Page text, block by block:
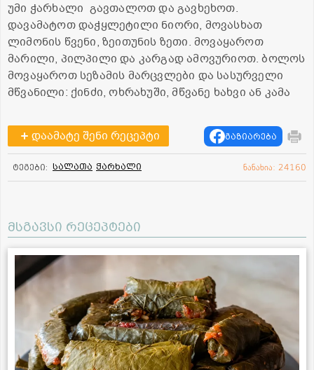
უმი ჭარხალი გავთალოთ და გავხეხოთ.
დავამატოთ დაჭყლეტილი ნიორი, მოვასხათ
ლიმონის წვენი, ზეითუნის ზეთი. მოვაყაროთ
მარილი, პილპილი და კარგად ამოვურიოთ. ბოლოს
მოვაყაროთ სეზამის მარცვლები და სასურველი
მწვანილი: ქინძი, ოხრახუში, მწვანე ხახვი ან კამა
დაამატე შენი რეცეპტი გაზიარება
ტეგები: სალათა ჭარხალი ნანახია: 24160
მსგავსი რეცეპტები